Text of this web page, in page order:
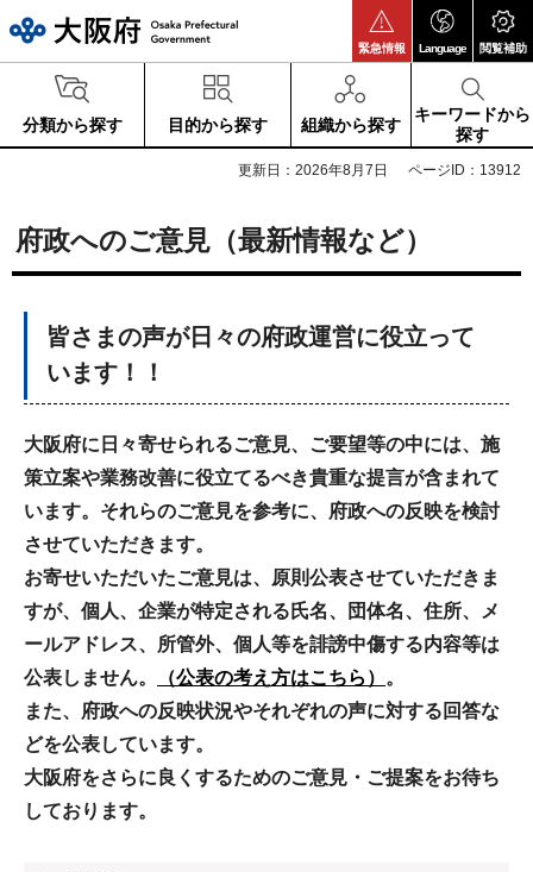
緊急情報 Language 閲覧補助
分類から探す 目的から探す 組織から探す
キーワードから
探す
更新日：2026年8月7日 ページID：13912
府政へのご意見（最新情報など）
皆さまの声が日々の府政運営に役立って
います！！
大阪府に日々寄せられるご意見、ご要望等の中には、施
策立案や業務改善に役立てるべき貴重な提言が含まれて
います。それらのご意見を参考に、府政への反映を検討
させていただきます。
お寄せいただいたご意見は、原則公表させていただきま
すが、個人、企業が特定される氏名、団体名、住所、メ
ールアドレス、所管外、個人等を誹謗中傷する内容等は
公表しません。
（公表の考え方はこちら） 。
また、府政への反映状況やそれぞれの声に対する回答な
どを公表しています。
大阪府をさらに良くするためのご意見・ご提案をお待ち
しております。